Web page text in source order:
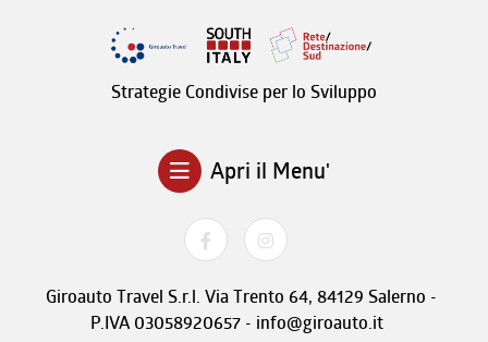
Strategie Condivise per lo Sviluppo
Apri il Menu'
Giroauto Travel S.r.l. Via Trento 64, 84129 Salerno -
P.IVA 03058920657 - info@giroauto.it